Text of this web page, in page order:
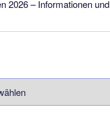
2026 – Informationen und